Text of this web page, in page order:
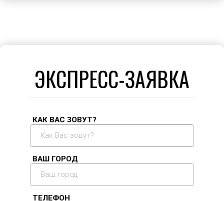
ЭКСПРЕСС-ЗАЯВКА
КАК ВАС ЗОВУТ?
ВАШ ГОРОД
ТЕЛЕФОН